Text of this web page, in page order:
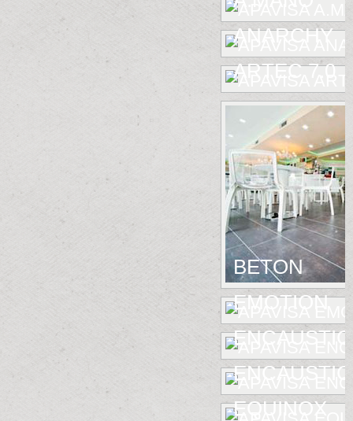
ANARCHY
ARTEC 7.0
BETON
EMOTION
ENCAUSTIC
EQUINOX